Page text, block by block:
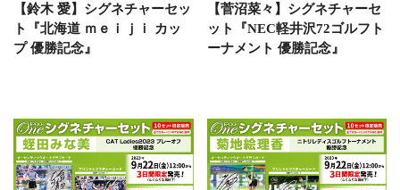
【鈴木 愛】シグネチャーセッ
ト『北海道 ｍｅｉｊｉ カッ
プ 優勝記念』
【菅沼菜々】シグネチャーセ
ット『NEC軽井沢72ゴルフト
ーナメント 優勝記念』